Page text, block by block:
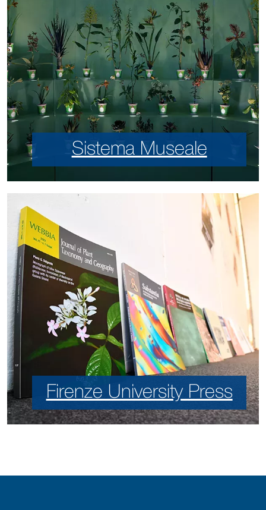
Sistema Museale
Firenze University Press